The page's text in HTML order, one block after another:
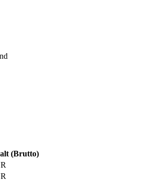
(Brutto)